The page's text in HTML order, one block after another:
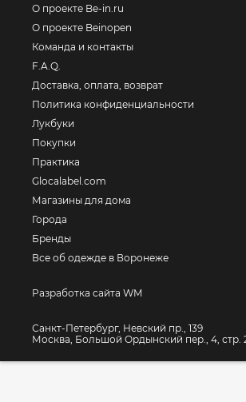
О проекте Be-in.ru
О проекте Beinopen
Команда и контакты
F.A.Q.
Доставка, оплата, возврат
Политика конфиденциальности
Лукбуки
Покупки
Практика
Glocalabel.com
Магазины для дома
Города
Бренды
Все об одежде в Воронеже
Разработка сайта WM
Санкт-Петербург, Невский пр., 139
Москва, Большой Ордынский пер., 4, стр.